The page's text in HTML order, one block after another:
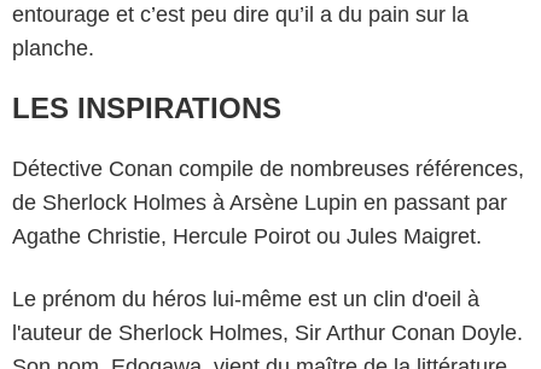
entourage et c’est peu dire qu’il a du pain sur la
planche.
LES INSPIRATIONS
Détective Conan compile de nombreuses références,
de Sherlock Holmes à Arsène Lupin en passant par
Agathe Christie, Hercule Poirot ou Jules Maigret.
Le prénom du héros lui-même est un clin d'oeil à
l'auteur de Sherlock Holmes, Sir Arthur Conan Doyle.